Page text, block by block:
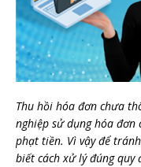
Thu hồi hóa đơn chưa
nghiệp sử dụng hóa
phạt tiền. Vì vậy để
biết cách xử lý đúng quy